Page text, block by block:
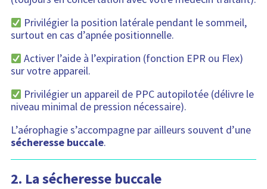
Privilégier la position latérale pendant le sommeil,
surtout en cas d’apnée positionnelle.
Activer l’aide à l’expiration (fonction EPR ou Flex)
sur votre appareil.
Privilégier un appareil de PPC autopilotée (délivre le
niveau minimal de pression nécessaire).
L’aérophagie s’accompagne par ailleurs souvent d’une
sécheresse buccale.
2. La sécheresse buccale